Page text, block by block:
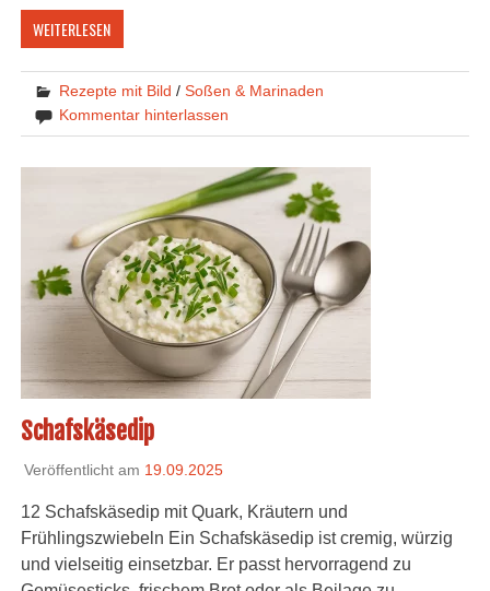
WEITERLESEN
Rezepte mit Bild /Soßen & Marinaden
Kommentar hinterlassen
Schafskäsedip
Veröffentlicht am 19.09.2025
12 Schafskäsedip mit Quark, Kräutern und
Frühlingszwiebeln Ein Schafskäsedip ist cremig, würzig
und vielseitig einsetzbar. Er passt hervorragend zu